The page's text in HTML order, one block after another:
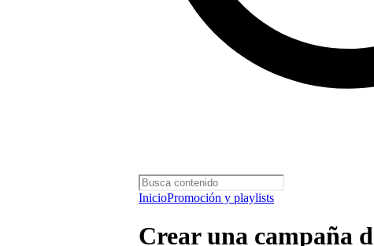
InicioPromoción y playlists
Crear una campaña